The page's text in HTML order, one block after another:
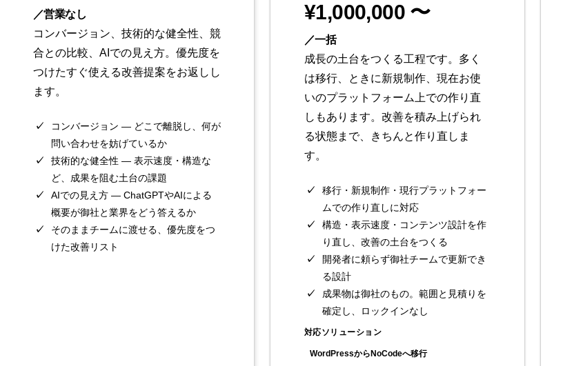
／営業なし
コンバージョン、技術的な健全性、競
合との比較、AIでの見え方。優先度を
つけたすぐ使える改善提案をお返しし
ます。
コンバージョン — どこで離脱し、何が
問い合わせを妨げているか
技術的な健全性 — 表示速度・構造な
ど、成果を阻む土台の課題
AIでの見え方 — ChatGPTやAIによる
概要が御社と業界をどう答えるか
そのままチームに渡せる、優先度をつ
けた改善リスト
¥1,000,000 〜
／一括
成長の土台をつくる工程です。多く
は移行、ときに新規制作、現在お使
いのプラットフォーム上での作り直
しもあります。改善を積み上げられ
る状態まで、きちんと作り直しま
す。
移行・新規制作・現行プラットフォー
ムでの作り直しに対応
構造・表示速度・コンテンツ設計を作
り直し、改善の土台をつくる
開発者に頼らず御社チームで更新でき
る設計
成果物は御社のもの。範囲と見積りを
確定し、ロックインなし
対応ソリューション
WordPressからNoCodeへ移行